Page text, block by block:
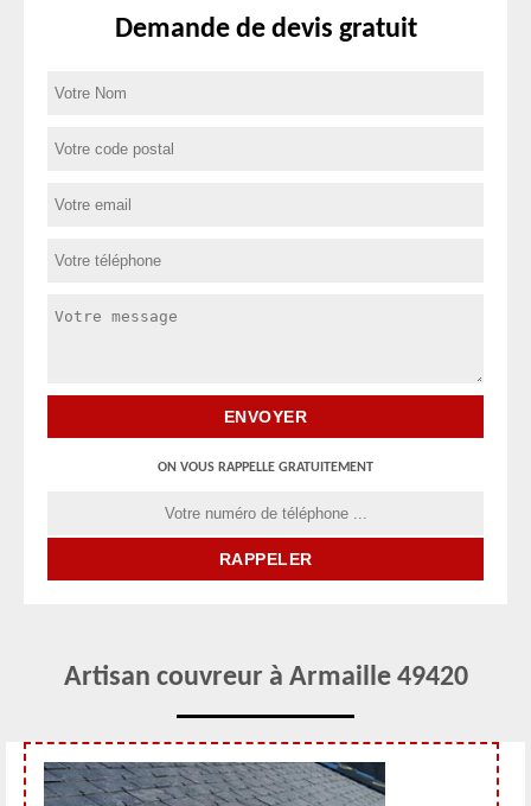
Demande de devis gratuit
ON VOUS RAPPELLE GRATUITEMENT
Artisan couvreur à Armaille 49420